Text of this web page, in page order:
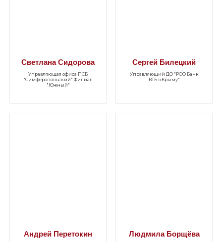
Светлана Сидорова
Управляющая офиса ПСБ
"Симферопольский" Филиал
"Южный"
Сергей Билецкий
Управляющий ДО "РОО Банк
ВТБ в Крыму"
Андрей Перетокин Людмила Борщёва